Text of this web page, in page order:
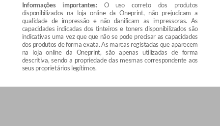
Informações importantes: O uso correto dos produtos
disponibilizados na loja online da Oneprint, não prejudicam a
qualidade de impressão e não danificam as impressoras. As
capacidades indicadas dos tinteiros e toners disponibilizados são
indicativas uma vez que que não se pode precisar as capacidades
dos produtos de forma exata. As marcas registadas que aparecem
na loja online da Oneprint, são apenas utilizadas de forma
descritiva, sendo a propriedade das mesmas correspondente aos
seus proprietários legítimos.